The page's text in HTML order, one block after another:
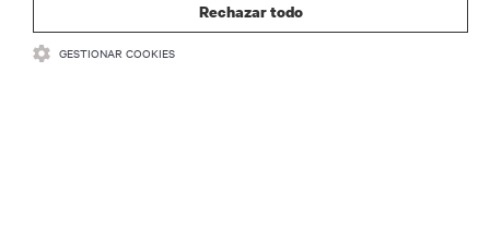
SÍGANOS
Rechazar todo
GESTIONAR COOKIES